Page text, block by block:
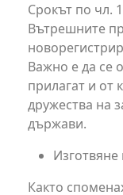
Срокът по чл.
Вътрешните
Важно е да се
прилагат и от
дружества на
държави.
Както